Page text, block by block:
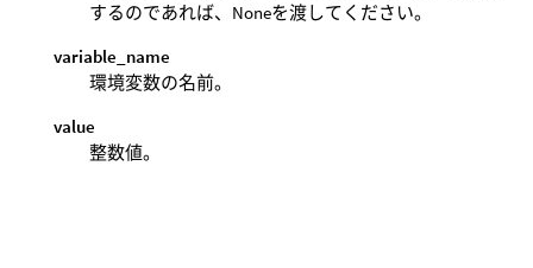
するのであれば、Noneを渡してください。
variable_name
環境変数の名前。
value
整数値。